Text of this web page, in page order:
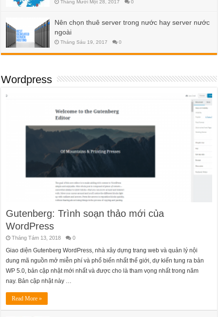
Tháng Mười Một 28, 2017 0
Nên chọn thuê server trong nước hay server nước
ngoài
Tháng Sáu 19, 2017 0
Wordpress
Gutenberg: Trình soạn thảo mới của
WordPress
Tháng Tám 13, 2018 0
Giao diện Gutenberg WordPress, nhà xây dựng trang web và quản lý nội
dung mã nguồn mở miễn phí và phổ biến nhất thế giới, dự kiến ​​tung ra bản
WP 5.0, bản cập nhật mới nhất và được cho là tham vọng nhất trong năm
nay. Bản cập nhật này …
Read More »